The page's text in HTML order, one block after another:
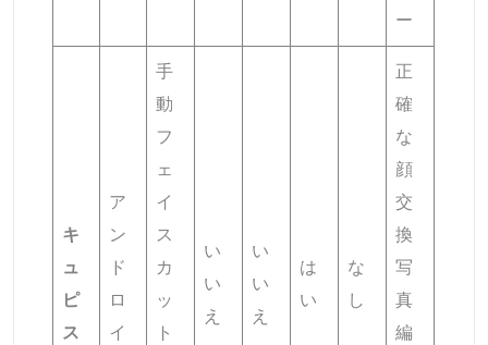
ー
キ
ュ
ピ
ス
ア
ン
ド
ロ
イ
手
動
フ
ェ
イ
ス
カ
ッ
ト
い
い
え
い
い
え
は
い
な
し
正
確
な
顔
交
換
写
真
編